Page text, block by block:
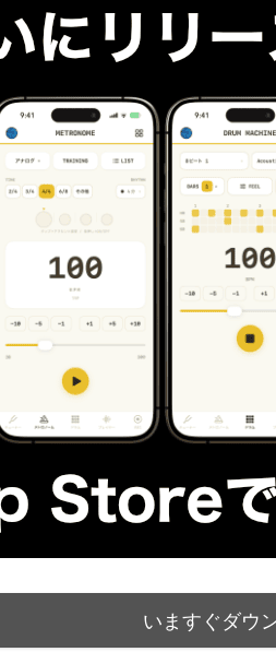
今なら〜
を受講された方全員に
るギター練習帳」
ゼント中！！
Share
note
すべて見る
いますぐダウ